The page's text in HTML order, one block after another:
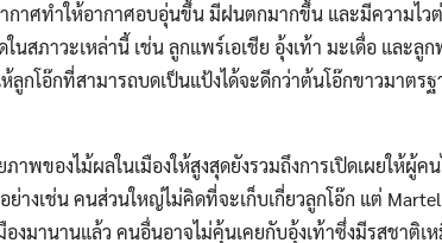
กาศทำให้อากาศอบอุ่นขึ้น มีฝนตกมากขึ้น และมีความไว
นสภาวะเหล่านี้ เช่น ลูกแพร์เอเชีย อุ้งเท้า มะเดื่อ และ
ลูกโอ๊กที่สามารถบดเป็นแป้งได้จะดีกว่าต้นโอ๊กขาวมาต
าพของไม้ผลในเมืองให้สูงสุดยังรวมถึงการเปิดเผยให้ผู้
ย่างเช่น คนส่วนใหญ่ไม่คิดที่จะเก็บเกี่ยวลูกโอ๊ก แต่
งมานานแล้ว คนอื่นอาจไม่คุ้นเคยกับอุ้งเท้าซึ่งมีรสชาติเ